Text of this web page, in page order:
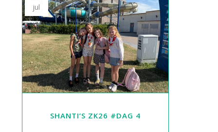
jul
SHANTI’S ZK26 #DAG 4